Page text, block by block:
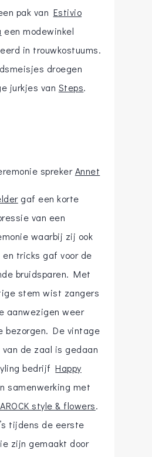
pak van Estivio
een modewinkel
in trouwkostuums.
droegen
jurkjes van Steps.
sprekerAnnet
gaf een korte
van een
waarbij zij ook
tricks gaf voor de
bruidsparen. Met
stem wist zangers
aanwezigen weer
bezorgen. De vintage
van de zaal is gedaan
bedrijfHappy
samenwerking met
style & flowers.
tijdens de eerste
zijn gemaakt door